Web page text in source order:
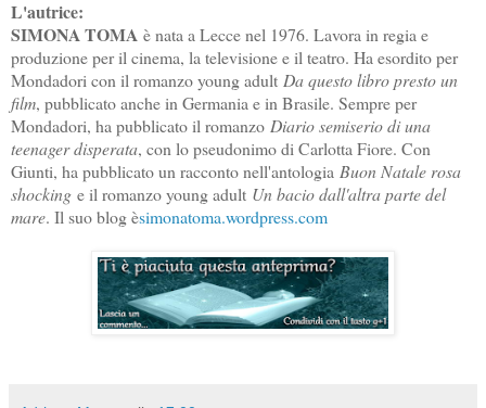
L'autrice:
SIMONA TOMA è nata a Lecce nel 1976. Lavora in regia e
produzione per il cinema, la televisione e il teatro. Ha esordito per
Mondadori con il romanzo young adult Da questo libro presto un
film, pubblicato anche in Germania e in Brasile. Sempre per
Mondadori, ha pubblicato il romanzo Diario semiserio di una
teenager disperata, con lo pseudonimo di Carlotta Fiore. Con
Giunti, ha pubblicato un racconto nell'antologia Buon Natale rosa
shocking e il romanzo young adult Un bacio dall'altra parte del
mare. Il suo blog èsimonatoma.wordpress.com